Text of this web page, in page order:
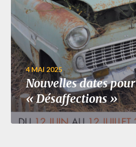
4 MAI 2025
Nouvelles dates pour
« Désaffections »